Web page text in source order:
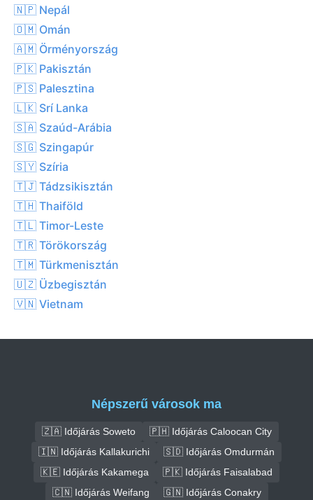
🇳🇵 Nepál
🇴🇲 Omán
🇦🇲 Örményország
🇵🇰 Pakisztán
🇵🇸 Palesztina
🇱🇰 Srí Lanka
🇸🇦 Szaúd-Arábia
🇸🇬 Szingapúr
🇸🇾 Szíria
🇹🇯 Tádzsikisztán
🇹🇭 Thaiföld
🇹🇱 Timor-Leste
🇹🇷 Törökország
🇹🇲 Türkmenisztán
🇺🇿 Üzbegisztán
🇻🇳 Vietnam
Népszerű városok ma
🇿🇦 Időjárás Soweto
🇵🇭 Időjárás Caloocan City
🇮🇳 Időjárás Kallakurichi
🇸🇩 Időjárás Omdurmán
🇰🇪 Időjárás Kakamega
🇵🇰 Időjárás Faisalabad
🇨🇳 Időjárás Weifang
🇬🇳 Időjárás Conakry